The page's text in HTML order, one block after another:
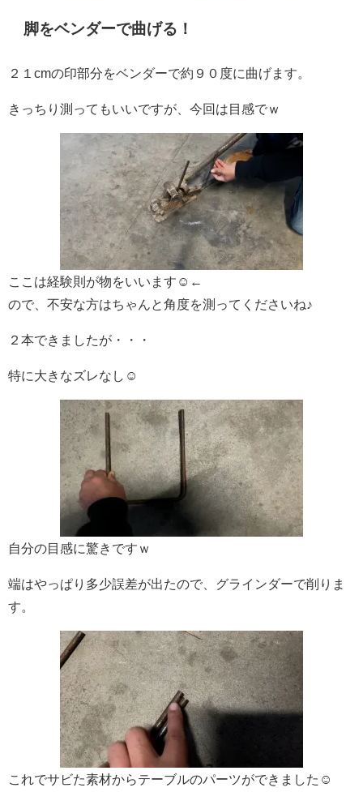
脚をベンダーで曲げる！
２１cmの印部分をベンダーで約９０度に曲げます。
きっちり測ってもいいですが、今回は目感でｗ
ここは経験則が物をいいます☺←
ので、不安な方はちゃんと角度を測ってくださいね♪
２本できましたが・・・
特に大きなズレなし☺
自分の目感に驚きですｗ
端はやっぱり多少誤差が出たので、グラインダーで削りま
す。
これでサビた素材からテーブルのパーツができました☺